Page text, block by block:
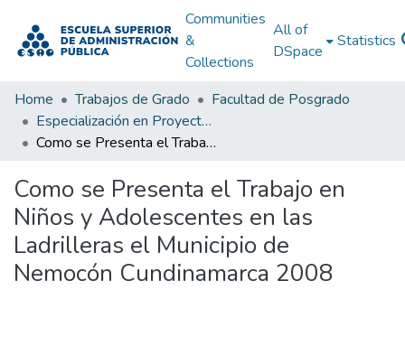
Communities
&
Collections
All of
DSpace
Statistics
Home Trabajos de Grado
Facultad de Posgrado
Especialización en Proyectos de Desarrollo
Como se Presenta el Trabajo en Niños y Adolescentes en las Ladrilleras el Municipio de Nemocón Cundinamarca 2008
Como se Presenta el Trabajo en
Niños y Adolescentes en las
Ladrilleras el Municipio de
Nemocón Cundinamarca 2008